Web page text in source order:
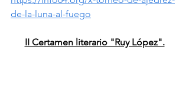
de-la-luna-al-fuego
II Certamen literario "Ruy López".